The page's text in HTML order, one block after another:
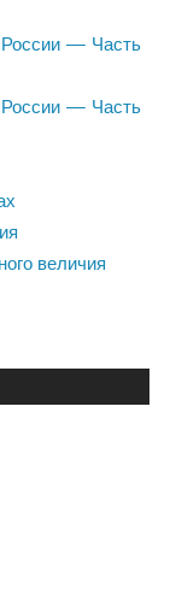
— Часть
— Часть
величия